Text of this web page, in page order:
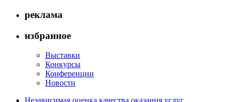
реклама
избранное
Выставки
Конкурсы
Конференции
Новости